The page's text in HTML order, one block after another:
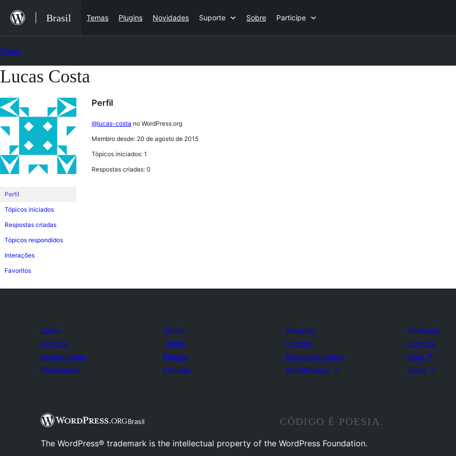
para
o
conteúdo
Brasil Temas Plugins Novidades Suporte Sobre Participe
Pular
o
conteúdo
Lucas Costa
Perfil
Tópicos iniciados
Respostas criadas
Tópicos respondidos
Interações
Favoritos
Perfil
@lucas-costa no WordPress.org
Membro desde: 20 de agosto de 2015
Tópicos iniciados: 1
Respostas criadas: 0
Sobre
Notícias
Hospedagem
Privacidade
Vitrine
Temas
Plugins
Padrões
Aprender
Suporte
Desenvolvedores
WordPress.tv ↗
Participar
Eventos
Doar ↗
Swag ↗
Brasil CÓDIGO É POESIA.
The WordPress® trademark is the intellectual property of the WordPress Foundation.